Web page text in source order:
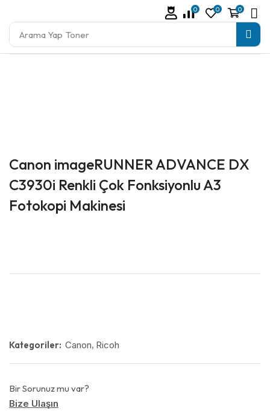
Arama Yap Toner
0 0 0
Canon imageRUNNER ADVANCE DX
C3930i Renkli Çok Fonksiyonlu A3
Fotokopi Makinesi
Kategoriler: Canon, Ricoh
Bir Sorunuz mu var?
Bize Ulaşın